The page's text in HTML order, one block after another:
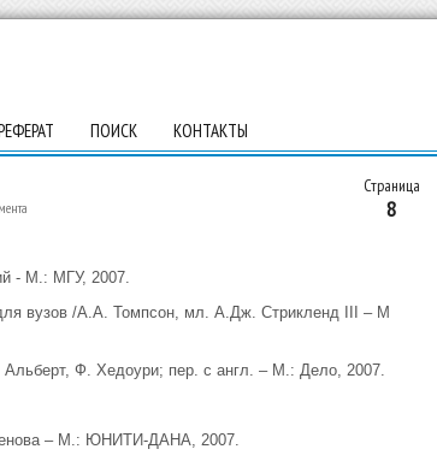
ПОИСК КОНТАКТЫ
Страница
8
- М.: МГУ, 2007.
вузов /А.А. Томпсон, мл. А.Дж. Стрикленд III – М
Ф. Хедоури; пер. с англ. – М.: Дело, 2007.
– М.: ЮНИТИ-ДАНА, 2007.